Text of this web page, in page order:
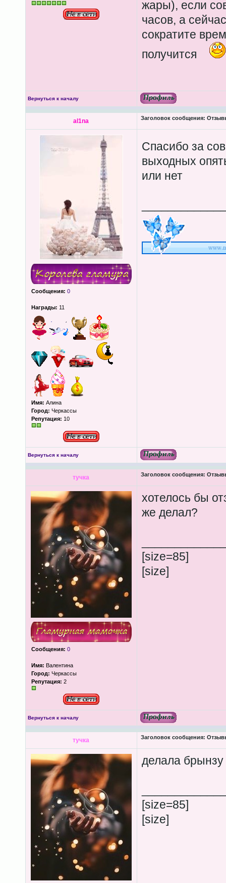
жары), если
часов, а
сократите
получится
Вернуться к началу
al1na Заголовок сообщения:
Сообщения: 0
Награды: 11
Имя: Алина
Город: Черкассы
Репутация: 10
Спасибо за
выходных
или нет
Вернуться к началу
тучка Заголовок сообщения:
Сообщения: 0
Имя: Валентина
Город: Черкассы
Репутация: 2
хотелось бы
же делал?
[size=85]
[size]
Вернуться к началу
тучка Заголовок сообщения:
делала
[size=85]
[size]